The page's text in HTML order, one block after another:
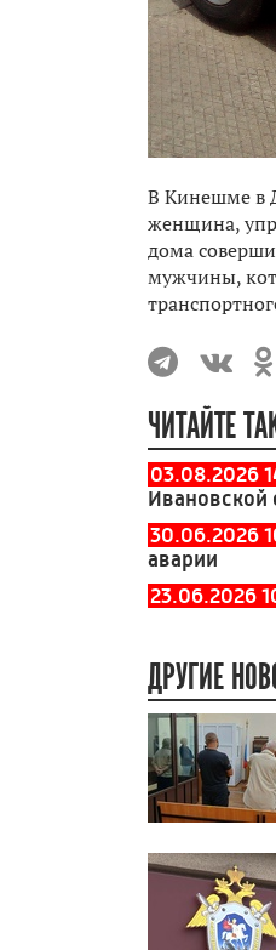
В Кинешме в
женщина,
дома
мужчины,
ЧИТАЙТЕ
03.08.2026
Ивановской
30.06.2026
аварии
23.06.2026
ДРУГИЕ